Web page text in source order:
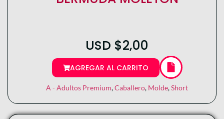
USD $2,00
AGREGAR AL CARRITO
A - Adultos Premium,Caballero, Molde,Short